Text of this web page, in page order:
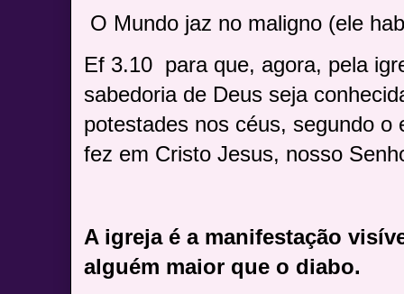
O Mundo jaz no maligno (ele
Ef 3.10 para que, agora, pela
sabedoria de Deus seja
potestades nos céus, segundo o
fez em Cristo Jesus, nosso
A igreja é a manifestação
alguém maior que o diabo.